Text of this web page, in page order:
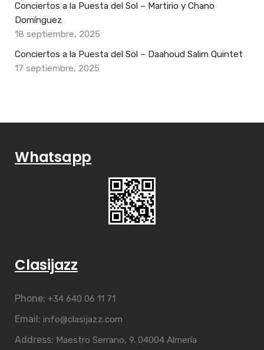
Conciertos a la Puesta del Sol – Martirio y Chano
Domínguez
18 septiembre, 2025
Conciertos a la Puesta del Sol – Daahoud Salim Quintet
17 septiembre, 2025
Whatsapp
Clasijazz
Phone: +34 640 06 11 71
Email: info@clasijazz.com
Address: Maestro Serrano, 9. 04004 Almería